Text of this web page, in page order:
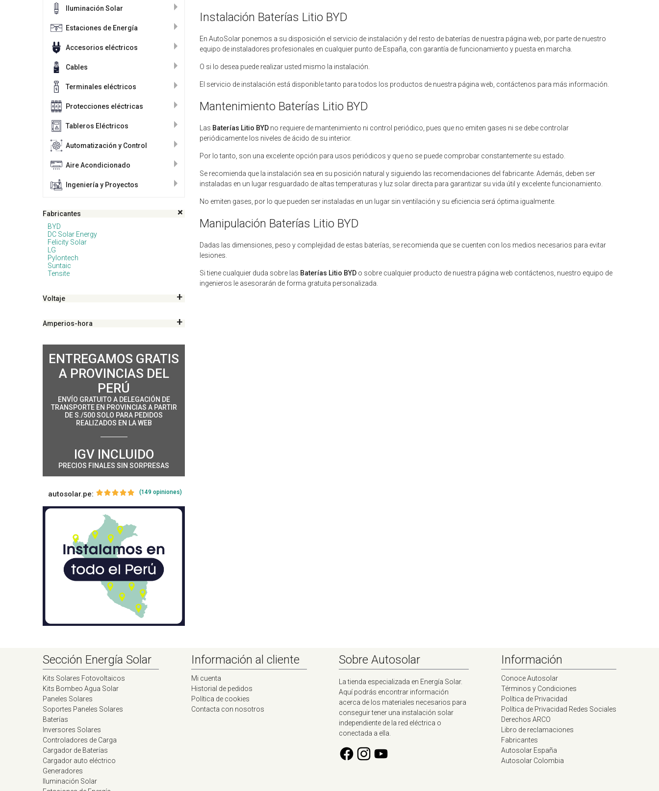
Iluminación Solar
Estaciones de Energía
Accesorios eléctricos
Cables
Terminales eléctricos
Protecciones eléctricas
Tableros Eléctricos
Automatización y Control
Aire Acondicionado
Ingeniería y Proyectos
Fabricantes
BYD
DC Solar Energy
Felicity Solar
LG
Pylontech
Suntaic
Tensite
Voltaje
Amperios-hora
ENTREGAMOS GRATIS
A PROVINCIAS DEL
PERÚ
ENVÍO GRATUITO A DELEGACIÓN DE
TRANSPORTE EN PROVINCIAS A PARTIR
DE S./500 SOLO PARA PEDIDOS
REALIZADOS EN LA WEB
IGV INCLUIDO
PRECIOS FINALES SIN SORPRESAS
autosolar.pe: (149 opiniones)
Instalación Baterías Litio BYD
En AutoSolar ponemos a su disposición el servicio de instalación y del resto de baterías de nuestra página web, por parte de nuestro
equipo de instaladores profesionales en cualquier punto de España, con garantía de funcionamiento y puesta en marcha.
O si lo desea puede realizar usted mismo la instalación.
El servicio de instalación está disponible tanto para todos los productos de nuestra página web, contáctenos para más información.
Mantenimiento Baterías Litio BYD
Las Baterías Litio BYD no requiere de mantenimiento ni control periódico, pues que no emiten gases ni se debe controlar
periódicamente los niveles de ácido de su interior.
Por lo tanto, son una excelente opción para usos periódicos y que no se puede comprobar constantemente su estado.
Se recomienda que la instalación sea en su posición natural y siguiendo las recomendaciones del fabricante. Además, deben ser
instaladas en un lugar resguardado de altas temperaturas y luz solar directa para garantizar su vida útil y excelente funcionamiento.
No emiten gases, por lo que pueden ser instaladas en un lugar sin ventilación y su eficiencia será óptima igualmente.
Manipulación Baterías Litio BYD
Dadas las dimensiones, peso y complejidad de estas baterías, se recomienda que se cuenten con los medios necesarios para evitar
lesiones.
Si tiene cualquier duda sobre las Baterías Litio BYD o sobre cualquier producto de nuestra página web contáctenos, nuestro equipo de
ingenieros le asesorarán de forma gratuita personalizada.
Sección Energía Solar
Kits Solares Fotovoltaicos
Kits Bombeo Agua Solar
Paneles Solares
Soportes Paneles Solares
Baterías
Inversores Solares
Controladores de Carga
Cargador de Baterías
Cargador auto eléctrico
Generadores
Iluminación Solar
Información al cliente
Mi cuenta
Historial de pedidos
Política de cookies
Contacta con nosotros
Sobre Autosolar
La tienda especializada en Energía Solar.
Aquí podrás encontrar información
acerca de los materiales necesarios para
conseguir tener una instalación solar
independiente de la red eléctrica o
conectada a ella.
Información
Conoce Autosolar
Términos y Condiciones
Política de Privacidad
Política de Privacidad Redes Sociales
Derechos ARCO
Libro de reclamaciones
Fabricantes
Autosolar España
Autosolar Colombia